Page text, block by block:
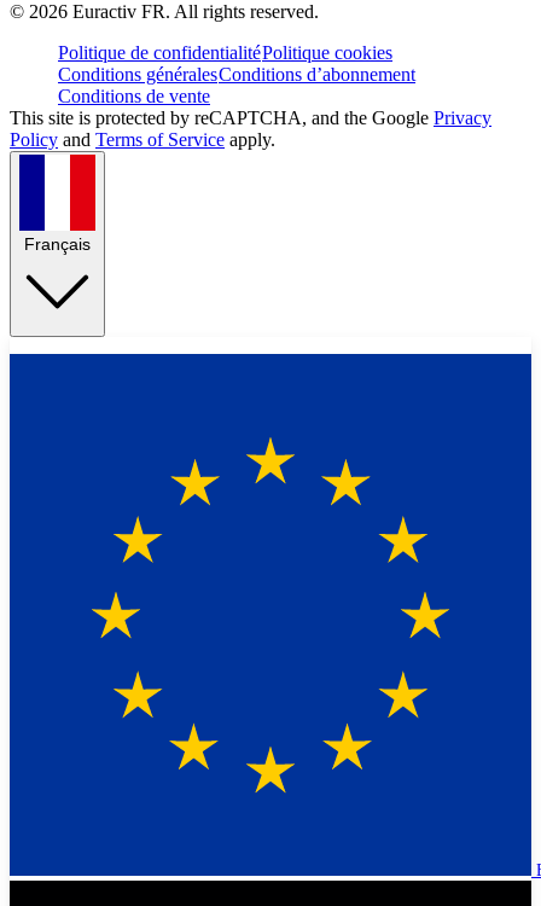
© 2026 Euractiv FR. All rights reserved.
Politique de confidentialitéPolitique cookies
Conditions généralesConditions d’abonnement
Conditions de vente
This site is protected by reCAPTCHA, and the Google Privacy
Policy and Terms of Service apply.
Français